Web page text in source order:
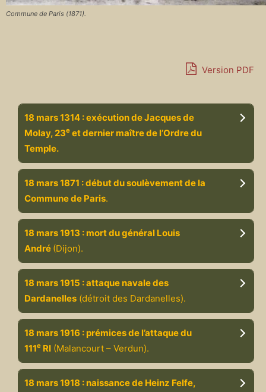
Commune de Paris (1871).
Version PDF
18 mars 1314 : exécution de Jacques de
Molay, 23e et dernier maître de l’Ordre du
Temple.
18 mars 1871 : début du soulèvement de la
Commune de Paris.
18 mars 1913 : mort du général Louis
André (Dijon).
18 mars 1915 : attaque navale des
Dardanelles (détroit des Dardanelles).
18 mars 1916 : prémices de l’attaque du
111e RI (Malancourt – Verdun).
18 mars 1918 : naissance de Heinz Felfe,